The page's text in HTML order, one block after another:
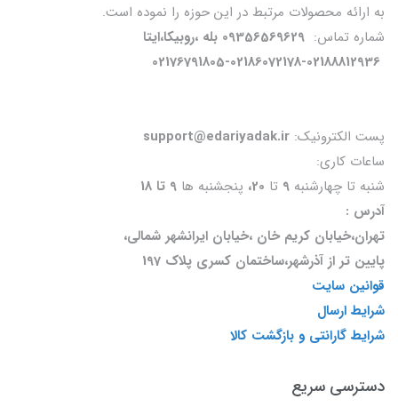
به ارائه محصولات مرتبط در این حوزه را نموده است.
شماره تماس: 09356569629 بله ،روبیکا،ایتا
02176791805-02186072178-02188812936
پست الکترونیک:
ساعات کاری:
شنبه تا چهارشنبه 9 تا 20، پنجشنبه ها
آدرس :
تهران،خیابان کریم خان ،خیابان ایرانشهر شمالی،
پایین تر از آذرشهر،ساختمان کسری پلاک 197
قوانین سایت
شرایط ارسال
شرایط گارانتی و بازگشت کالا
دسترسی سریع